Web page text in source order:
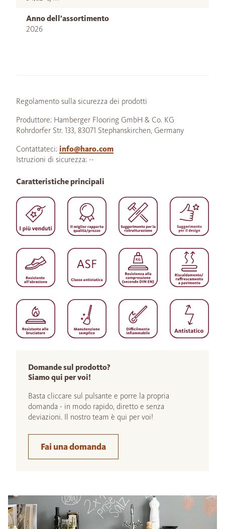
Anno dell’assortimento
2026
Regolamento sulla sicurezza dei prodotti
Produttore: Hamberger Flooring GmbH & Co. KG
Rohrdorfer Str. 133, 83071 Stephanskirchen, Germany
Contattateci: info@haro.com
Istruzioni di sicurezza: --
Domande sul prodotto?
Siamo qui per voi!
Basta cliccare sul pulsante e porre la propria
domanda - in modo rapido, diretto e senza
deviazioni. Il nostro team è qui per voi!
Fai una domanda
Caratteristiche principali